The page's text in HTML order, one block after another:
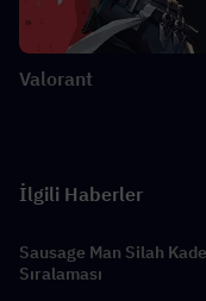
Valorant
İlgili Haberler
Sausage Man Silah
Sıralaması